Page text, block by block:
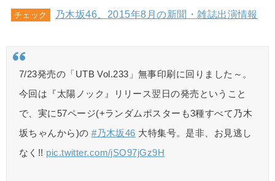
チェック 乃木坂46、2015年8月の新聞・雑誌出演情報
7/23発売の「UTB Vol.233」無事印刷に回りました～。
今回は『太陽ノック』リリース翌日の発売ということ
で、実に57ページ(+ランダムポスターも3種すべて乃木
坂ちゃんから)の#乃木坂46 大特集号。是非、お見逃し
なく!! pic.twitter.com/jSO97jGz9H